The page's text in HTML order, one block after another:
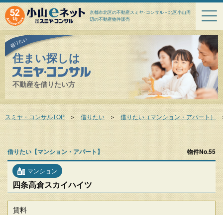
京都市北区の不動産スミヤ･コンサル－北区小山周
辺の不動産物件販売
住まい探しは
不動産を借りたい方
スミヤ・コンサルTOP ＞ 借りたい ＞ 借りたい（マンション・アパート）
借りたい【マンション・アパート】 物件No.55
マンション
四条高倉スカイハイツ
賃料